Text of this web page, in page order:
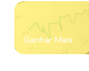
Ganhar Mais